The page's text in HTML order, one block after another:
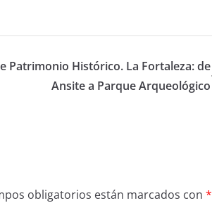
Patrimonio Histórico. La Fortaleza: de
Ansite a Parque Arqueológico
obligatorios están marcados con *